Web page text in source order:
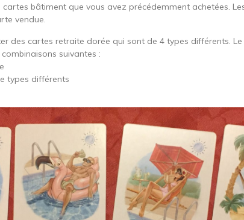
bâtiment que vous avez précédemment achetées.
vendue.
des cartes retraite dorée qui sont de 4 types différents. Le
suivantes :
types différents